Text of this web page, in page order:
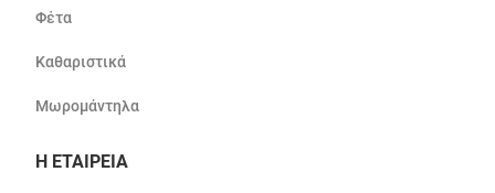
Φέτα
Καθαριστικά
Μωρομάντηλα
Η ΕΤΑΙΡΕΙΑ